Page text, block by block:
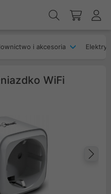
i akcesoria
WiFi